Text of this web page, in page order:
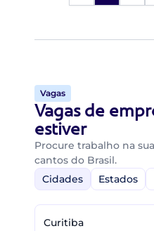
Vagas
Vagas de
estiver
Procure trabalho na
cantos do Brasil.
Cidades
Estados
Curitiba